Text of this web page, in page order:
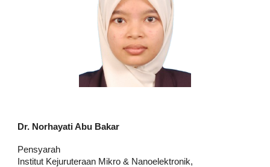
Dr. Norhayati Abu Bakar
Pensyarah
Institut Kejuruteraan Mikro & Nanoelektronik,